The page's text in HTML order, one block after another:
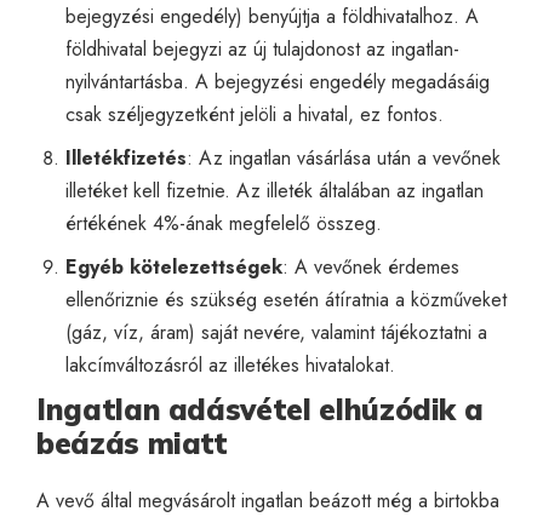
bejegyzési engedély) benyújtja a földhivatalhoz. A
földhivatal bejegyzi az új tulajdonost az ingatlan-
nyilvántartásba. A bejegyzési engedély megadásáig
csak széljegyzetként jelöli a hivatal, ez fontos.
Illetékfizetés: Az ingatlan vásárlása után a vevőnek
illetéket kell fizetnie. Az illeték általában az ingatlan
értékének 4%-ának megfelelő összeg.
Egyéb kötelezettségek: A vevőnek érdemes
ellenőriznie és szükség esetén átíratnia a közműveket
(gáz, víz, áram) saját nevére, valamint tájékoztatni a
lakcímváltozásról az illetékes hivatalokat.
Ingatlan adásvétel elhúzódik a
beázás miatt
A vevő által megvásárolt ingatlan beázott még a birtokba